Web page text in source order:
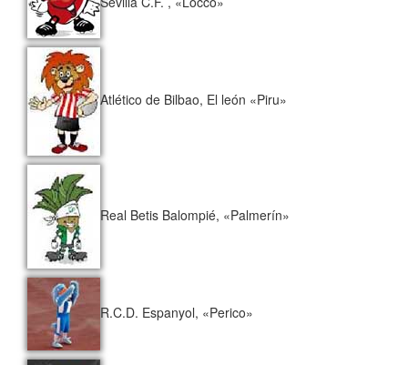
Atlético de Bilbao, El león «Piru»
Real Betis Balompié, «Palmerín»
R.C.D. Espanyol, «Perico»